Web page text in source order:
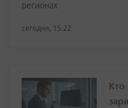
регионах
сегодня, 15:22